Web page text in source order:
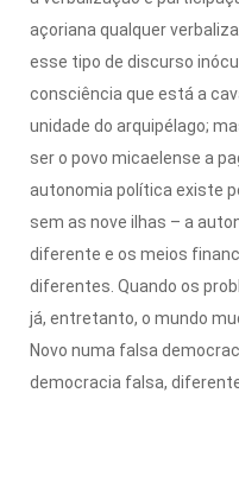
açoriana qualquer
esse tipo de discurso
consciência que está a
unidade do arquipélago;
ser o povo micaelense a
autonomia política existe
sem as nove ilhas – a
diferente e os meios
diferentes. Quando os
já, entretanto, o mundo
Novo numa falsa
democracia falsa,